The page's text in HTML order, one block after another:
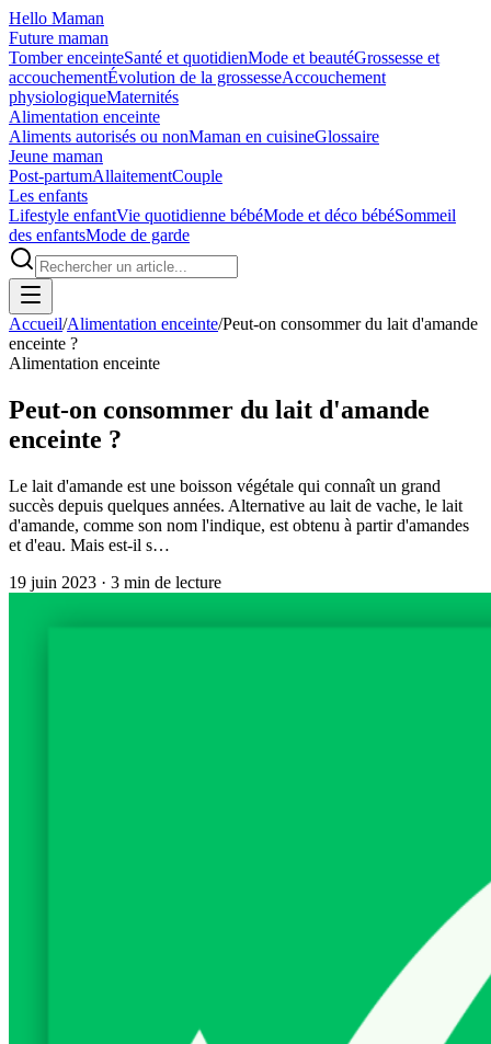
Hello Maman
Future maman
Tomber enceinteSanté et quotidienMode et beautéGrossesse et
accouchementÉvolution de la grossesseAccouchement
physiologiqueMaternités
Alimentation enceinte
Aliments autorisés ou nonMaman en cuisineGlossaire
Jeune maman
Post-partumAllaitementCouple
Les enfants
Lifestyle enfantVie quotidienne bébéMode et déco bébéSommeil
des enfantsMode de garde
Accueil/Alimentation enceinte/Peut-on consommer du lait d'amande
enceinte ?
Alimentation enceinte
Peut-on consommer du lait d'amande
enceinte ?
Le lait d'amande est une boisson végétale qui connaît un grand
succès depuis quelques années. Alternative au lait de vache, le lait
d'amande, comme son nom l'indique, est obtenu à partir d'amandes
et d'eau. Mais est-il s…
19 juin 2023 · 3 min de lecture